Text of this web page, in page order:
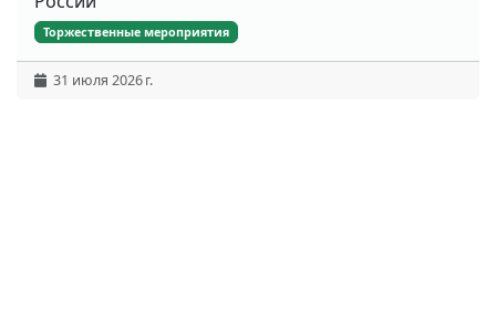
Торжественные мероприятия
31 июля 2026 г.